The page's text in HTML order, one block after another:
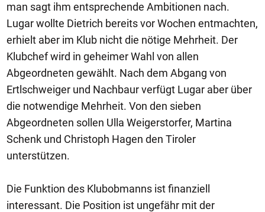
man sagt ihm entsprechende Ambitionen nach.
Lugar wollte Dietrich bereits vor Wochen entmachten,
erhielt aber im Klub nicht die nötige Mehrheit. Der
Klubchef wird in geheimer Wahl von allen
Abgeordneten gewählt. Nach dem Abgang von
Ertlschweiger und Nachbaur verfügt Lugar aber über
die notwendige Mehrheit. Von den sieben
Abgeordneten sollen Ulla Weigerstorfer, Martina
Schenk und Christoph Hagen den Tiroler
unterstützen.
Die Funktion des Klubobmanns ist finanziell
interessant. Die Position ist ungefähr mit der